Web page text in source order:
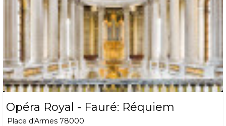
Opéra Royal - Fauré: Réquiem
Place d'Armes 78000